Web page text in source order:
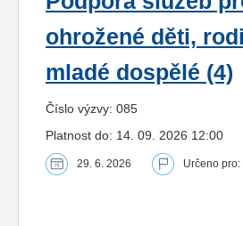
ohrožené děti,
mladé dospělé (4)
Číslo výzvy: 085
Platnost do: 14. 09. 2026 12:00
29. 6. 2026 Určeno pro: